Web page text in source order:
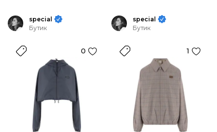
special
Бутик
0
special
Бутик
1